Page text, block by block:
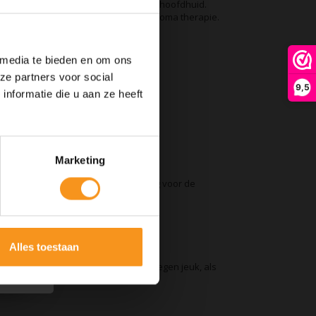
te bieden en om ons
partners voor social
die u aan ze heeft
Marketing
Alles toestaan
9,5
voor een jeukende geïrriteerde hoofdhuid.
veilig voor gekleurd haar, Aroma therapie.
Ervaar het zelf!
gekleurd haar. Optimale werking voor de
hoofdhuid.
droge, strakke onrustige huid tegen jeuk, als